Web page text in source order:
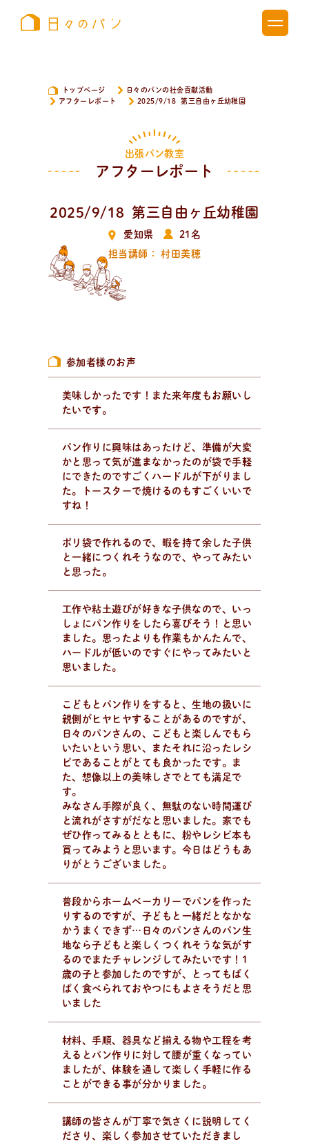
とは？
活動/プロフィールについて
日々のパンの想いや出張パン教室の活動について。 代表
検索
パンが作りたい！
種類、作り方/シーン、材料から検索できる、簡単なパ
トップページ
日々のパンの社会貢献活動
アフターレポート
2025/9/18 第三自由ヶ丘幼稚園
出張パン教室
アフターレポート
2025/9/18 第三自由ヶ丘幼稚園
愛知県
21名
担当講師： 村田美穂
参加者様のお声
美味しかったです！また来年度もお願いし
たいです。
パン作りに興味はあったけど、準備が大変
かと思って気が進まなかったのが袋で手軽
にできたのですごくハードルが下がりまし
た。トースターで焼けるのもすごくいいで
すね！
ポリ袋で作れるので、暇を持て余した子供
と一緒につくれそうなので、やってみたい
と思った。
工作や粘土遊びが好きな子供なので、いっ
しょにパン作りをしたら喜びそう！と思い
ました。思ったよりも作業もかんたんで、
ハードルが低いのですぐにやってみたいと
思いました。
こどもとパン作りをすると、生地の扱いに
親側がヒヤヒヤすることがあるのですが、
日々のパンさんの、こどもと楽しんでもら
いたいという思い、またそれに沿ったレシ
ピであることがとても良かったです。ま
た、想像以上の美味しさでとても満足で
す。
みなさん手際が良く、無駄のない時間運び
と流れがさすがだなと思いました。家でも
ぜひ作ってみるとともに、粉やレシピ本も
買ってみようと思います。今日はどうもあ
りがとうございました。
普段からホームベーカリーでパンを作った
りするのですが、子どもと一緒だとなかな
かうまくできず…日々のパンさんのパン生
地なら子どもと楽しくつくれそうな気がす
るのでまたチャレンジしてみたいです！1
歳の子と参加したのですが、とってもぱく
ぱく食べられておやつにもよさそうだと思
いました
材料、手順、器具など揃える物や工程を考
えるとパン作りに対して腰が重くなってい
ましたが、体験を通して楽しく手軽に作る
ことができる事が分かりました。
講師の皆さんが丁寧で気さくに説明してく
ださり、楽しく参加させていただきまし